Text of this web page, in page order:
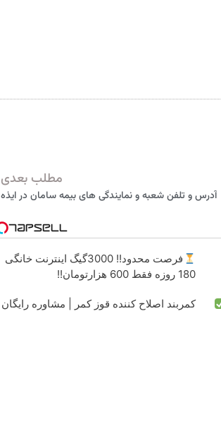
مطلب بعدی
آدرس و تلفن شعبه و نمایندگی های بیمه سامان در ایذه
فرصت محدود!! 3000گیگ اینترنت خانگی
180 روزه فقط 600 هزارتومان!!
کمربند اصلاح کننده قوز کمر | مشاوره رایگان